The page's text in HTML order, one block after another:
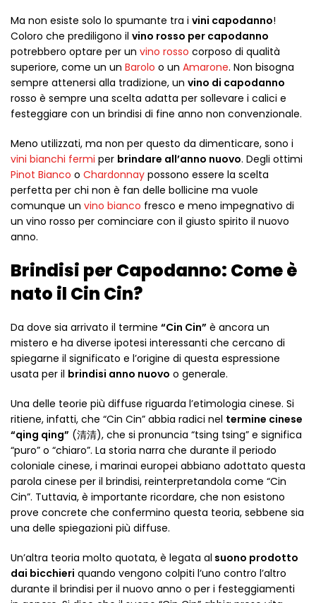
Ma non esiste solo lo spumante tra i vini capodanno!
Coloro che prediligono il vino rosso per capodanno
potrebbero optare per un vino rosso corposo di qualità
superiore, come un un Barolo o un Amarone. Non bisogna
sempre attenersi alla tradizione, un vino di capodanno
rosso è sempre una scelta adatta per sollevare i calici e
festeggiare con un brindisi di fine anno non convenzionale.
Meno utilizzati, ma non per questo da dimenticare, sono i
vini bianchi fermi per brindare all’anno nuovo. Degli ottimi
Pinot Bianco o Chardonnay possono essere la scelta
perfetta per chi non è fan delle bollicine ma vuole
comunque un vino bianco fresco e meno impegnativo di
un vino rosso per cominciare con il giusto spirito il nuovo
anno.
Brindisi per Capodanno: Come è
nato il Cin Cin?
Da dove sia arrivato il termine “Cin Cin” è ancora un
mistero e ha diverse ipotesi interessanti che cercano di
spiegarne il significato e l’origine di questa espressione
usata per il brindisi anno nuovo o generale.
Una delle teorie più diffuse riguarda l’etimologia cinese. Si
ritiene, infatti, che “Cin Cin” abbia radici nel termine cinese
“qing qing” (清清), che si pronuncia “tsing tsing” e significa
“puro” o “chiaro”. La storia narra che durante il periodo
coloniale cinese, i marinai europei abbiano adottato questa
parola cinese per il brindisi, reinterpretandola come “Cin
Cin”. Tuttavia, è importante ricordare, che non esistono
prove concrete che confermino questa teoria, sebbene sia
una delle spiegazioni più diffuse.
Un’altra teoria molto quotata, è legata al suono prodotto
dai bicchieri quando vengono colpiti l’uno contro l’altro
durante il brindisi per il nuovo anno o per i festeggiamenti